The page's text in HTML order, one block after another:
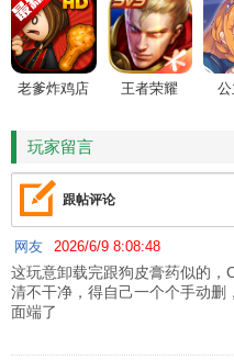
老爹炸鸡店
王者荣耀
玩家留言
跟帖评论
网友 2026/6/9 8:08:48
这玩意卸载完跟狗皮膏药似的
清不干净，得自己一个个手动删
面端了